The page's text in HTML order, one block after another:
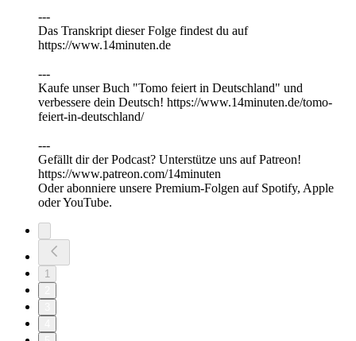
---
Das Transkript dieser Folge findest du auf
https://⁠⁠⁠⁠⁠⁠⁠⁠⁠⁠⁠⁠www.14minuten.de
⁠⁠⁠⁠⁠⁠⁠⁠⁠⁠---
Kaufe unser Buch "Tomo feiert in Deutschland" und
verbessere dein Deutsch! https://www.14minuten.de/tomo-
feiert-in-deutschland/
---
Gefällt dir der Podcast? Unterstütze uns auf ⁠⁠⁠⁠⁠⁠⁠⁠⁠⁠⁠⁠Patreon⁠⁠⁠⁠⁠⁠⁠⁠⁠⁠⁠⁠!
https://www.patreon.com/14minuten
Oder abonniere unsere Premium-Folgen auf Spotify, Apple
oder YouTube.
1